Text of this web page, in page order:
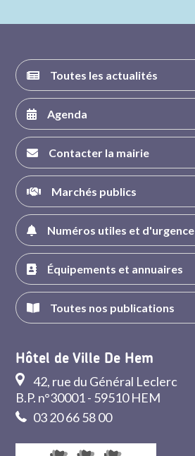
Toutes les actualités
Agenda
Contacter la mairie
Marchés publics
Numéros utiles et d'urgence
Équipements et annuaires
Toutes nos publications
Hôtel de Ville De Hem
42, rue du Général Leclerc
B.P. n°30001 - 59510 HEM
03 20 66 58 00